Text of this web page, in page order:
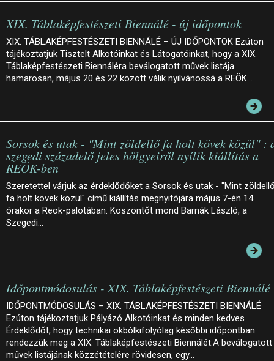
XIX. Táblaképfestészeti Biennálé - új időpontok
XIX. TÁBLAKÉPFESTÉSZETI BIENNÁLÉ – ÚJ IDŐPONTOK Ezúton
tájékoztatjuk Tisztelt Alkotóinkat és Látogatóinkat, hogy a XIX.
Táblaképfestészeti Biennáléra beválogatott művek listája
hamarosan, május 20 és 22 között válik nyilvánossá a REÖK…
Sorsok és utak - "Mint zöldellő fa holt kövek közül" :
szegedi századelő jeles hölgyeiről nyílik kiállítás a
REÖK-ben
Szeretettel várjuk az érdeklődőket a Sorsok és utak - "Mint
fa holt kövek közül" című kiállítás megnyitójára május 7-én 14
órakor a Reök-palotában. Köszöntőt mond Barnák László, a
Szegedi…
Időpontmódosulás - XIX. Táblaképfestészeti Biennálé
IDŐPONTMÓDOSULÁS – XIX. TÁBLAKÉPFESTÉSZETI BIENNÁLÉ
Ezúton tájékoztatjuk Pályázó Alkotóinkat és minden kedves
Érdeklődőt, hogy technikai okbólkifolyólag későbbi időpontban
rendezzük meg a XIX. Táblaképfestészeti Biennálét.A beválogatott
művek listájának közzétételére rövidesen, egy…